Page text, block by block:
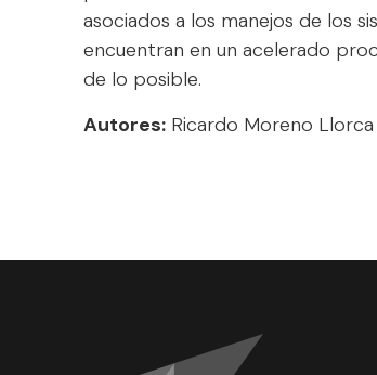
asociados a los manejos de los
encuentran en un acelerado
de lo posible.
Autores: Ricardo Moreno Llorca